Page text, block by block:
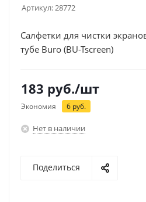
Артикул:28772
Салфетки для чистки
тубе Buro (BU-Tscreen)
183 руб./шт
Экономия 6 руб.
Нет в наличии
Поделиться